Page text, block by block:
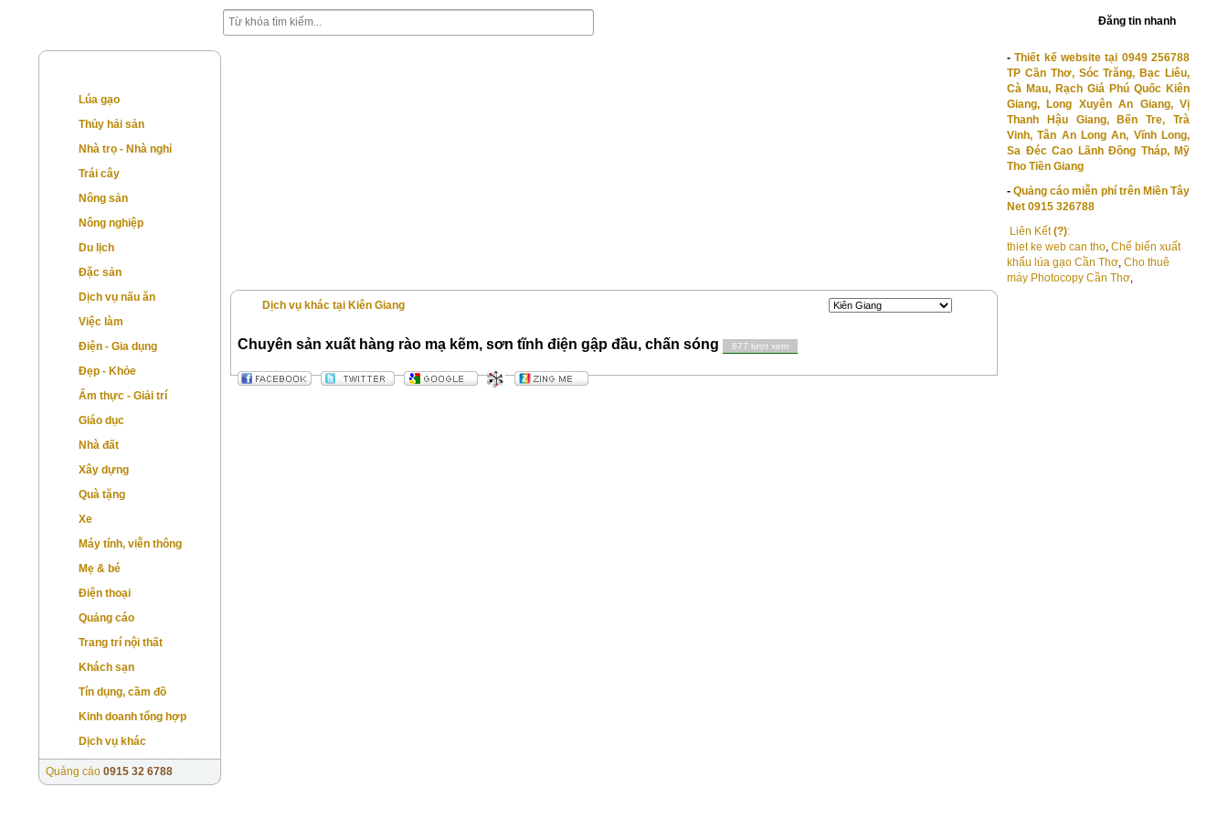
Đăng tin nhanh
Lúa gạo
Thủy hải sản
Nhà trọ - Nhà nghỉ
Trái cây
Nông sản
Nông nghiệp
Du lịch
Đặc sản
Dịch vụ nấu ăn
Việc làm
Điện - Gia dụng
Đẹp - Khỏe
Ẩm thực - Giải trí
Giáo dục
Nhà đất
Xây dựng
Quà tặng
Xe
Máy tính, viễn thông
Mẹ & bé
Điện thoại
Quảng cáo
Trang trí nội thất
Khách sạn
Tín dụng, cầm đồ
Kinh doanh tổng hợp
Dịch vụ khác
Quảng cáo 0915 32 6788
-Thiết kế website tại 0949 256788
TP Cần Thơ, Sóc Trăng, Bạc Liêu,
Cà Mau, Rạch Giá Phú Quốc Kiên
Giang, Long Xuyên An Giang, Vị
Thanh Hậu Giang, Bến Tre, Trà
Vinh, Tân An Long An, Vĩnh Long,
Sa Đéc Cao Lãnh Đồng Tháp, Mỹ
Tho Tiền Giang
-Quảng cáo miễn phí trên Miền Tây
Net 0915 326788
Liên Kết(?):
thiet ke web can tho, Chế biến xuất
khẩu lúa gạo Cần Thơ, Cho thuê
máy Photocopy Cần Thơ,
Dịch vụ khác tại Kiên Giang
Chuyên sản xuất hàng rào mạ kẽm, sơn tĩnh điện gập đầu, chấn sóng 677 lượt xem